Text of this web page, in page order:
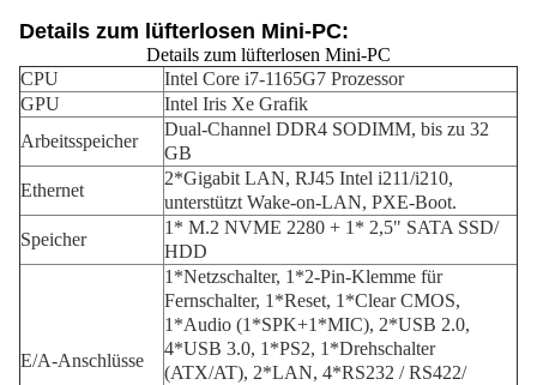
Details zum lüfterlosen Mini-PC:
Details zum lüfterlosen Mini-PC
CPU
Intel Core i7-1165G7 Prozessor
GPU
Intel Iris Xe Grafik
Arbeitsspeicher
Dual-Channel DDR4 SODIMM, bis zu 32
GB
Ethernet
2*Gigabit LAN, RJ45 Intel i211/i210,
unterstützt Wake-on-LAN, PXE-Boot.
Speicher
1* M.2 NVME 2280 + 1* 2,5" SATA SSD/
HDD
E/A-Anschlüsse
1*Netzschalter, 1*2-Pin-Klemme für
Fernschalter, 1*Reset, 1*Clear CMOS,
1*Audio (1*SPK+1*MIC), 2*USB 2.0,
4*USB 3.0, 1*PS2, 1*Drehschalter
(ATX/AT), 2*LAN, 4*RS232 / RS422/